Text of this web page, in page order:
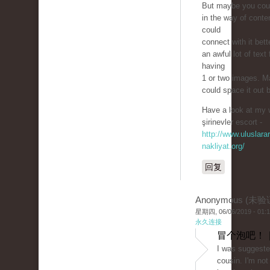
But maybe you
in the way of
could
connect with it
an awful lot of text
having
1 or two images.
could space it out
Have a look at my
şirinevler escort -
http://
nakliyat.org/
回复
Anonymous (未验
星期四, 06/06/2019 -
永久连接
冒个泡吧！
I was
cousin. I'm